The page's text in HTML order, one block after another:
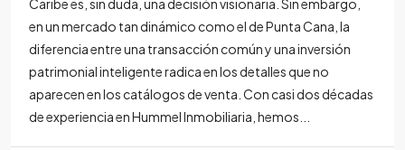
Caribe es, sin duda, una decisión visionaria. Sin embargo,
en un mercado tan dinámico como el de Punta Cana, la
diferencia entre una transacción común y una inversión
patrimonial inteligente radica en los detalles que no
aparecen en los catálogos de venta. Con casi dos décadas
de experiencia en Hummel Inmobiliaria, hemos...